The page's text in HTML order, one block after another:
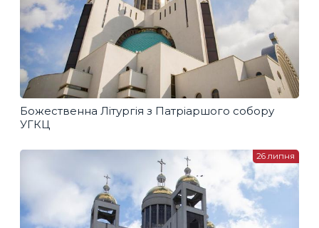
Божественна Літургія з Патріаршого собору
УГКЦ
26 липня